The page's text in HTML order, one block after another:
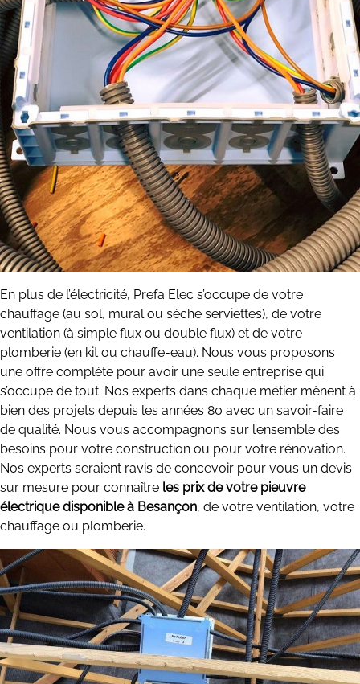
En plus de l’électricité, Prefa Elec s’occupe de votre
chauffage (au sol, mural ou sèche serviettes), de votre
ventilation (à simple flux ou double flux) et de votre
plomberie (en kit ou chauffe-eau). Nous vous proposons
une offre complète pour avoir une seule entreprise qui
s’occupe de tout. Nos experts dans chaque métier mènent à
bien des projets depuis les années 80 avec un savoir-faire
de qualité. Nous vous accompagnons sur l’ensemble des
besoins pour votre construction ou pour votre rénovation.
Nos experts seraient ravis de concevoir pour vous un devis
sur mesure pour connaître les prix de votre pieuvre
électrique disponible à Besançon, de votre ventilation, votre
chauffage ou plomberie.